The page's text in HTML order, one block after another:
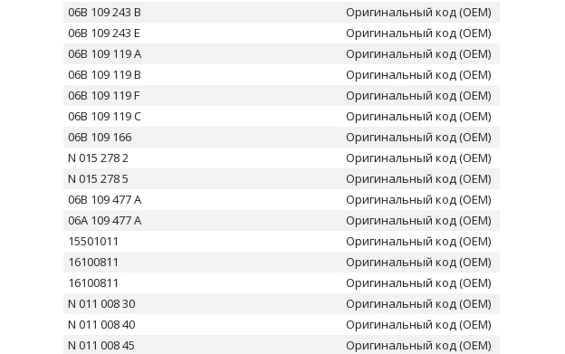
06B 109 243 B
Оригинальный код (OEM)
06B 109 243 E
Оригинальный код (OEM)
06B 109 119 A
Оригинальный код (OEM)
06B 109 119 B
Оригинальный код (OEM)
06B 109 119 F
Оригинальный код (OEM)
06B 109 119 C
Оригинальный код (OEM)
06B 109 166
Оригинальный код (OEM)
N 015 278 2
Оригинальный код (OEM)
N 015 278 5
Оригинальный код (OEM)
06B 109 477 A
Оригинальный код (OEM)
06A 109 477 A
Оригинальный код (OEM)
15501011
Оригинальный код (OEM)
16100811
Оригинальный код (OEM)
16100811 Оригинальный код (OEM)
N 011 008 30
Оригинальный код (OEM)
N 011 008 40
Оригинальный код (OEM)
N 011 008 45
Оригинальный код (OEM)